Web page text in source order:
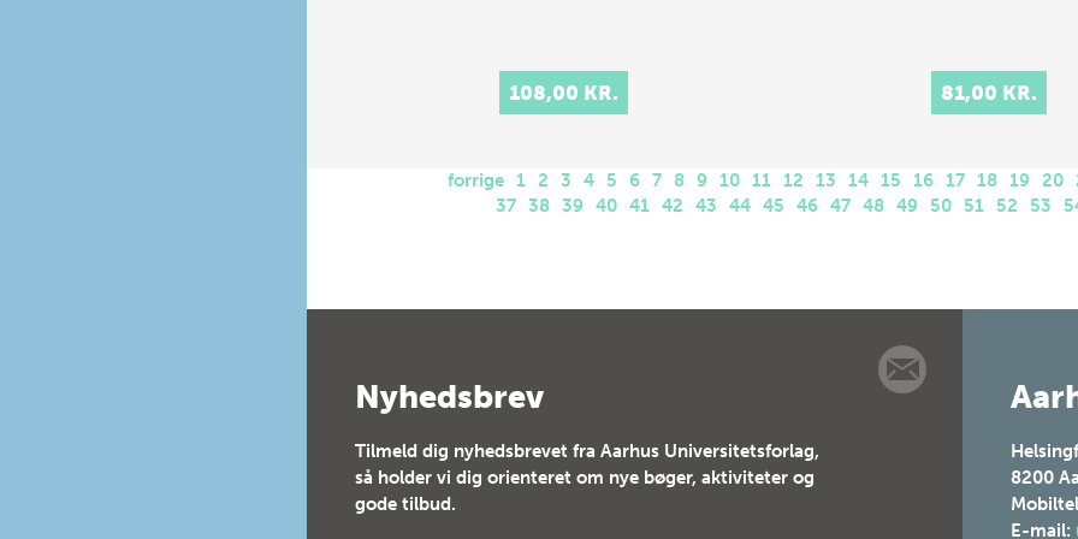
108,00 KR. 81,00 KR.
forrige 1 2 3 4 5 6 7 8 9 10 11 12 13 14 15 16 17 18 19 20
37 38 39 40 41 42 43 44 45 46 47 48 49 50 51 52 53
Nyhedsbrev
Tilmeld dig nyhedsbrevet fra Aarhus Universitetsforlag,
så holder vi dig orienteret om nye bøger, aktiviteter og
gode tilbud.
8200
E-mail: